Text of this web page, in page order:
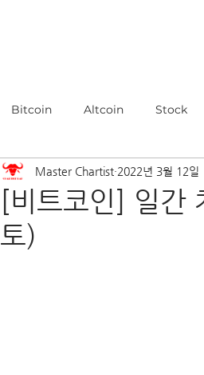
Bitcoin Altcoin Stock
[비트코인] 일
토)
Master Chartist 2022년 3월 12일